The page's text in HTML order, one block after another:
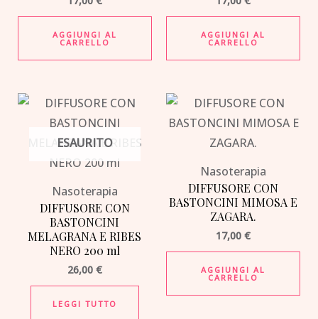
AGGIUNGI AL
CARRELLO
AGGIUNGI AL
CARRELLO
ESAURITO
Nasoterapia
DIFFUSORE CON
BASTONCINI
MELAGRANA E RIBES
NERO 200 ml
26,00 €
LEGGI TUTTO
Nasoterapia
DIFFUSORE CON
BASTONCINI MIMOSA E
ZAGARA.
17,00€
AGGIUNGI AL
CARRELLO